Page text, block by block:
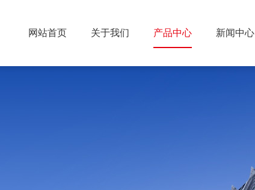
网站首页 关于我们 产品中心 新闻中心